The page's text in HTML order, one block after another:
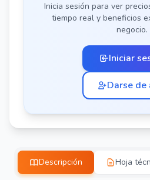
Inicia sesión para ver
tiempo real y beneficios
negocio.
Iniciar
Darse de
Descripción Hoja